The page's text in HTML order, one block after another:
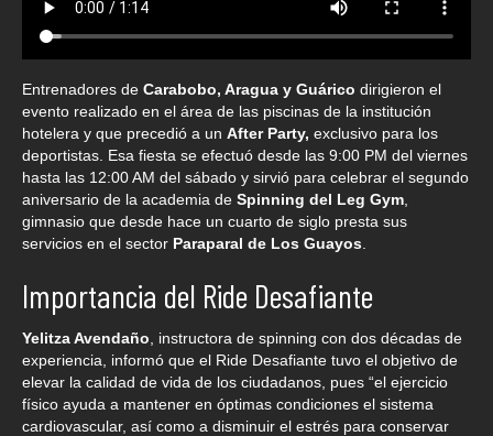
Entrenadores de Carabobo, Aragua y Guárico dirigieron el
evento realizado en el área de las piscinas de la institución
hotelera y que precedió a un After Party, exclusivo para los
deportistas. Esa fiesta se efectuó desde las 9:00 PM del viernes
hasta las 12:00 AM del sábado y sirvió para celebrar el segundo
aniversario de la academia de Spinning del Leg Gym
gimnasio que desde hace un cuarto de siglo presta sus
servicios en el sector Paraparal de Los Guayos
Importancia del Ride Desafiante
Yelitza Avendaño , instructora de spinning con dos décadas de
experiencia, informó que el Ride Desafiante tuvo el objetivo de
elevar la calidad de vida de los ciudadanos, pues “el ejercicio
físico ayuda a mantener en óptimas condiciones el sistema
cardiovascular, así como a disminuir el estrés para conservar